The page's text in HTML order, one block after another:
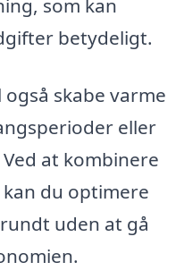
som kan
betydeligt.
skabe varme
eller
at kombinere
du optimere
uden at gå